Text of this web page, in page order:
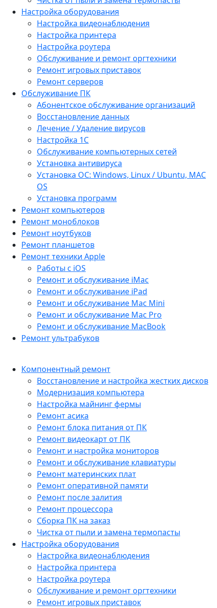
Настройка оборудования
Настройка видеонаблюдения
Настройка принтера
Настройка роутера
Обслуживание и ремонт оргтехники
Ремонт игровых приставок
Ремонт серверов
Обслуживание ПК
Абонентское обслуживание организаций
Восстановление данных
Лечение / Удаление вирусов
Настройка 1С
Обслуживание компьютерных сетей
Установка антивируса
Установка ОС: Windows, Linux / Ubuntu, МАС
OS
Установка программ
Ремонт компьютеров
Ремонт моноблоков
Ремонт ноутбуков
Ремонт планшетов
Ремонт техники Apple
Работы с iOS
Ремонт и обслуживание iMac
Ремонт и обслуживание iPad
Ремонт и обслуживание Mac Mini
Ремонт и обслуживание Mac Pro
Ремонт и обслуживание MacBook
Ремонт ультрабуков
Компонентный ремонт
Восстановление и настройка жестких дисков
Модернизация компьютера
Настройка майнинг фермы
Ремонт асика
Ремонт блока питания от ПК
Ремонт видеокарт от ПК
Ремонт и настройка мониторов
Ремонт и обслуживание клавиатуры
Ремонт материнских плат
Ремонт оперативной памяти
Ремонт после залития
Ремонт процессора
Сборка ПК на заказ
Чистка от пыли и замена термопасты
Настройка оборудования
Настройка видеонаблюдения
Настройка принтера
Настройка роутера
Обслуживание и ремонт оргтехники
Ремонт игровых приставок